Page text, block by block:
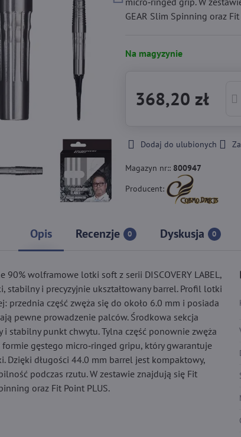
GEAR Slim Spinning oraz Fit
Na magyzynie
368,20 zł
Dodaj do ulubionych
Magazyn nr:: 800947
Producent:
Opis Recenzje 0 Dyskusja 0
wolframowe lotki soft z serii DISCOVERY LABEL,
stabilny i precyzyjnie ukształtowany barrel. Profil lotki
przednia część zwęża się do około 6.0 mm i posiada
pewne prowadzenie palców. Środkowa sekcja
i stabilny punkt chwytu. Tylna część ponownie zwęża
gęstego micro‑ringed gripu, który gwarantuje
Dzięki długości 44.0 mm barrel jest kompaktowy,
podczas rzutu. W zestawie znajdują się Fit
oraz Fit Point PLUS.